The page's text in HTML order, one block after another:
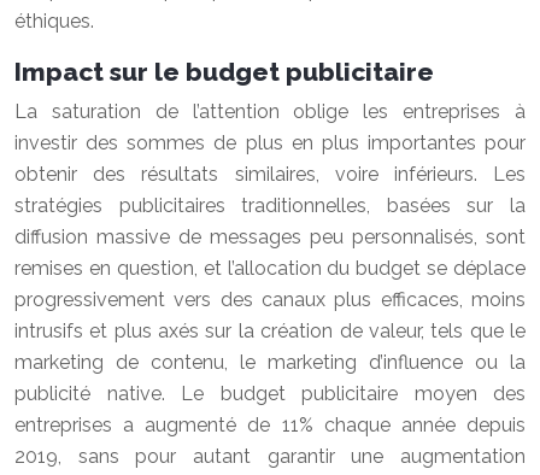
éthiques.
Impact sur le budget publicitaire
La saturation de l’attention oblige les entreprises à
investir des sommes de plus en plus importantes pour
obtenir des résultats similaires, voire inférieurs. Les
stratégies publicitaires traditionnelles, basées sur la
diffusion massive de messages peu personnalisés, sont
remises en question, et l’allocation du budget se déplace
progressivement vers des canaux plus efficaces, moins
intrusifs et plus axés sur la création de valeur, tels que le
marketing de contenu, le marketing d’influence ou la
publicité native. Le budget publicitaire moyen des
entreprises a augmenté de 11% chaque année depuis
2019, sans pour autant garantir une augmentation